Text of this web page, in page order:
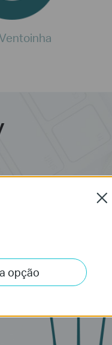
Computador
opção
Close